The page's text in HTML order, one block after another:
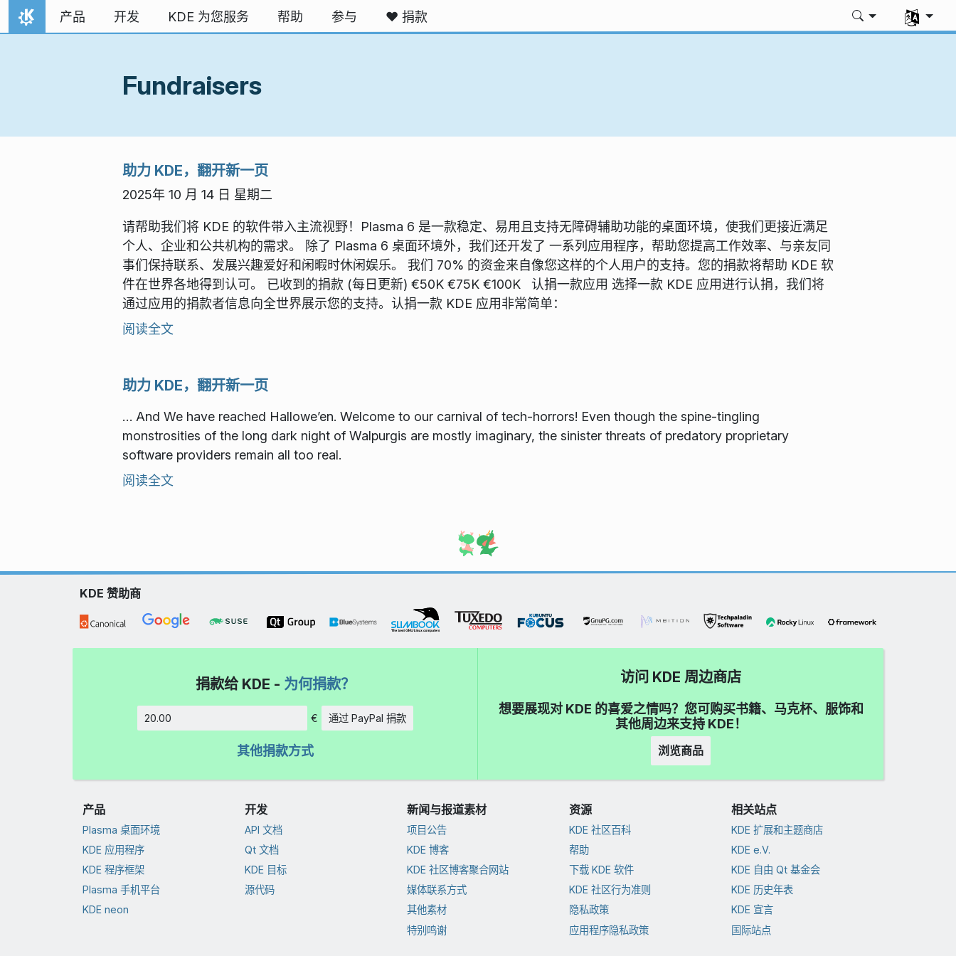
跳至内容
首页
产品 开发 KDE 为您服务 帮助 参与 ❤️ 捐款
选择您的
Fundraisers
助力 KDE，翻开新一页
2025年 10 月 14 日 星期二
请帮助我们将 KDE 的软件带入主流视野！Plasma 6 是一款稳定、易用且支持无障碍辅助功能的桌面环境，使我们更接近满足
个人、企业和公共机构的需求。 除了 Plasma 6 桌面环境外，我们还开发了 一系列应用程序，帮助您提高工作效率、与亲友同
事们保持联系、发展兴趣爱好和闲暇时休闲娱乐。 我们 70% 的资金来自像您这样的个人用户的支持。您的捐款将帮助 KDE 软
件在世界各地得到认可。 已收到的捐款 (每日更新) €50K €75K €100K 认捐一款应用 选择一款 KDE 应用进行认捐，我们将
通过应用的捐款者信息向全世界展示您的支持。认捐一款 KDE 应用非常简单：
阅读全文
助力 KDE，翻开新一页
… And We have reached Hallowe’en. Welcome to our carnival of tech-horrors! Even though the spine-tingling
monstrosities of the long dark night of Walpurgis are mostly imaginary, the sinister threats of predatory proprietary
software providers remain all too real.
阅读全文
KDE 赞助商
捐款给 KDE - 为何捐款？
€ 通过 PayPal 捐款
其他捐款方式
访问 KDE 周边商店
想要展现对 KDE 的喜爱之情吗？您可购买书籍、马克杯、服饰和
其他周边来支持 KDE！
浏览商品
产品
Plasma 桌面环境
KDE 应用程序
KDE 程序框架
Plasma 手机平台
KDE neon
开发
API 文档
Qt 文档
KDE 目标
源代码
新闻与报道素材
项目公告
KDE 博客
KDE 社区博客聚合网站
媒体联系方式
其他素材
特别鸣谢
资源
KDE 社区百科
帮助
下载 KDE 软件
KDE 社区行为准则
隐私政策
应用程序隐私政策
相关站点
KDE 扩展和主题商店
KDE e.V.
KDE 自由 Qt 基金会
KDE 历史年表
KDE 宣言
国际站点